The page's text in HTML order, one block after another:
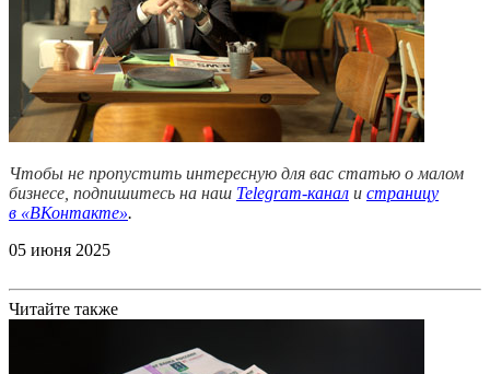
Чтобы не пропустить интересную для вас статью о малом
бизнесе, подпишитесь на наш Telegram-канал и страницу
в «ВКонтакте».
05 июня 2025
Читайте также